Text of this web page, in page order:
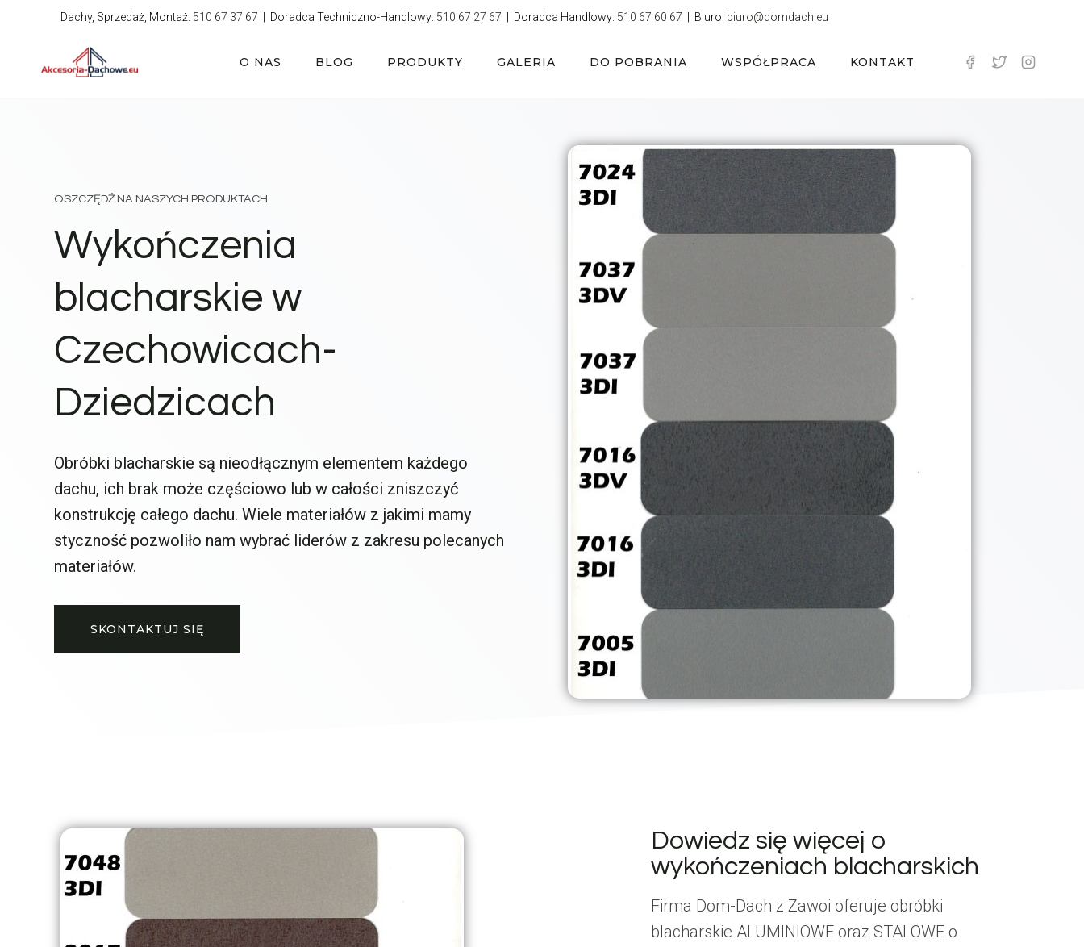
Dachy, Sprzedaż, Montaż: 510 67 37 67 | Doradca Techniczno-Handlowy: 510 67 27 67 | Doradca Handlowy: 510 67 60 67 | Biuro: biuro@domdach.eu
O NAS BLOG PRODUKTY GALERIA DO POBRANIA WSPÓŁPRACA KONTAKT
OSZCZĘDŹ NA NASZYCH PRODUKTACH
Wykończenia
blacharskie w
Czechowicach-
Dziedzicach
Obróbki blacharskie są nieodłącznym elementem każdego
dachu, ich brak może częściowo lub w całości zniszczyć
konstrukcję całego dachu. Wiele materiałów z jakimi mamy
styczność pozwoliło nam wybrać liderów z zakresu polecanych
materiałów.
SKONTAKTUJ SIĘ
Dowiedz się więcej o
wykończeniach blacharskich
Firma Dom-Dach z Zawoi oferuje obróbki
blacharskie ALUMINIOWE oraz STALOWE o